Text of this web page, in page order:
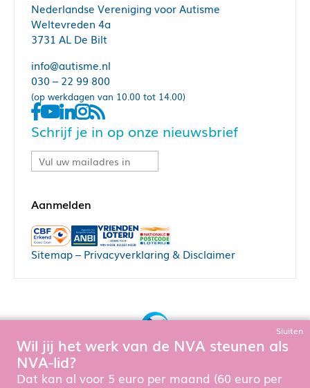
Nederlandse Vereniging voor Autisme
Weltevreden 4a
3731 AL De Bilt
info@autisme.nl
030 – 22 99 800
(op werkdagen van 10.00 tot 14.00)
Schrijf je in op onze nieuwsbrief
Sitemap– Privacyverklaring & Disclaimer
Om de website goed te laten functioneren en te verbeteren
Sluiten
Wil jij het werk van de NVA steunen als
NVA-lid?
Dat kan al voor 5 euro per maand (60 euro per